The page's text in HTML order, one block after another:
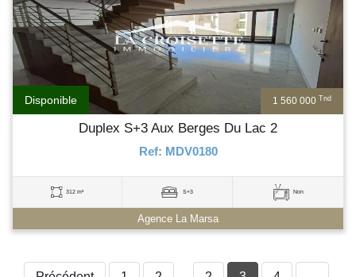
1 560 000 Tnd
Disponible
Duplex S+3 Aux Berges Du Lac 2
Ref: MDV0180
312 m² S+3 Non
Agence La Marsa